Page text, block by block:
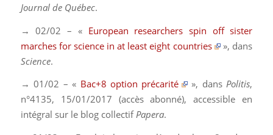
Journal de Québec.
→ 02/02 – « European researchers spin off sister
marches for science in at least eight countries
», dans
Science.
→ 01/02 – « Bac+8 option précarité », dansPolitis,
n°4135, 15/01/2017 (accès abonné), accessible en
intégral sur le blog collectifPapera.